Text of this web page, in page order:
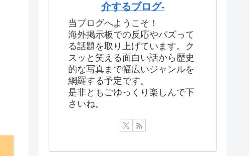
介するブログ-
当ブログへようこそ！
海外掲示板での反応やバズって
る話題を取り上げています。ク
スッと笑える面白い話から歴史
的な写真まで幅広いジャンルを
網羅する予定です。
是非ともごゆっくり楽しんで下
さいね。